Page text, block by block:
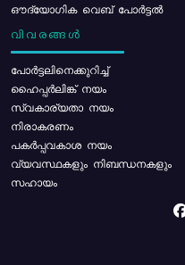
ഔദ്യോഗിക വെബ് പോർട്ടൽ
വിവരങ്ങൾ
പോര്‍ട്ടലിനെക്കുറിച്ച്
ഹൈപ്പർലിങ്ക് നയം
സ്വകാര്യതാ നയം
നിരാകരണം
പകർപ്പവകാശ നയം
വ്യവസ്ഥകളും നിബന്ധനകളും
സഹായം